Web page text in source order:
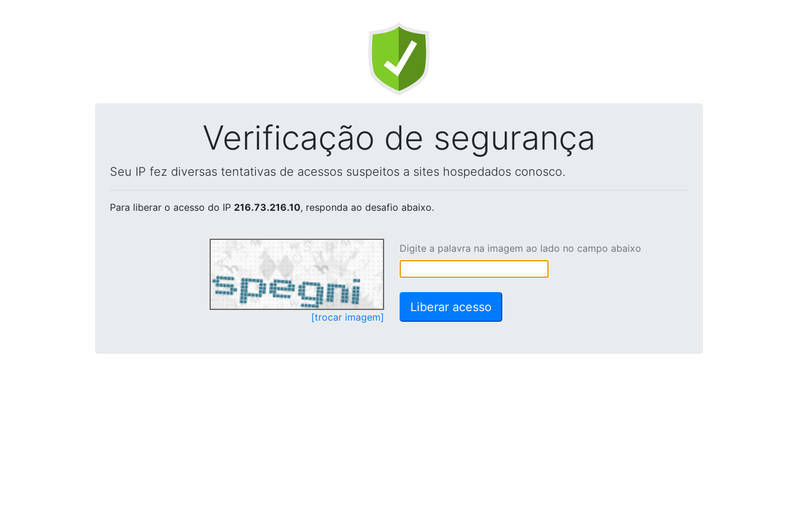
Verificação de segurança
Seu IP fez diversas tentativas de acessos suspeitos a sites hospedados conosco.
Para liberar o acesso do IP 216.73.216.10, responda ao desafio abaixo.
[trocar imagem]
Digite a palavra na imagem ao lado no campo abaixo